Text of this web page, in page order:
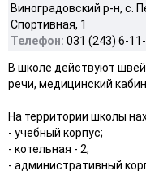
Виноградовский р-н, с.
Спортивная, 1
Телефон: 031 (243) 6-
В школе действуют
речи, медицинский
На территории школы
- учебный корпус;
- котельная - 2;
- административный